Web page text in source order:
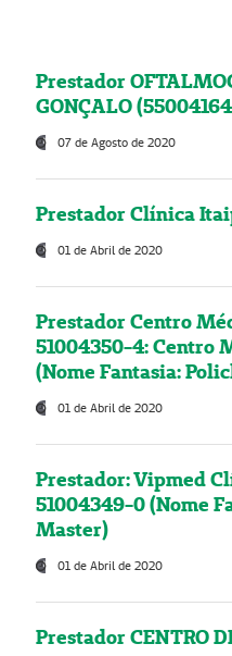
Prestador
GONÇALO
07 de Agosto de 2020
Prestador Clínica
01 de Abril de 2020
Prestador Centro
51004350-4: Centro
(Nome Fantasia:
01 de Abril de 2020
Prestador: Vipmed
51004349-0 (Nome
Master)
01 de Abril de 2020
Prestador CENTRO